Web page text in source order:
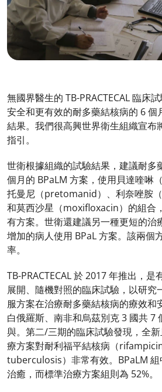
無國界醫生的 TB-PRACTECAL 臨床
安全和更有效的耐多藥結核病的 6 個
結果。我們很高興世界衛生組織宣布
指引。
世衛根據組織的試驗結果，建議耐多
個月的 BPaLM 方案，使用貝達喹啉
托曼尼（pretomanid）、利奈唑胺
和莫西沙星（moxifloxacin）的組合
有方案。世衛還建議另一種更短的治
增加的病人使用 BPaL 方案。該兩個
率。
TB-PRACTECAL 於 2017 年推出，
展開、隨機對照的臨床試驗，以研究
服方案在治療耐多藥結核病的療效和
白俄羅斯、南非和烏茲別克 3 國共 7
與。第二/三期的臨床試驗發現，全
療方案對耐利福平結核病（
tuberculosis）非常有效。BPaLM 組
治癒，而標準治療方案組則為 52%。